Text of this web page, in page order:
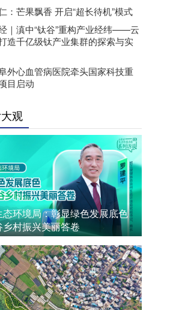
：芒果飘香 开启“超长待机”模式
｜滇中“钛谷”重构产业经纬——云
造千亿级钛产业集群的探索与实
外心血管病医院牵头国家科技重
目启动
观
环境局：彰显绿色发展底色
村振兴美丽答卷